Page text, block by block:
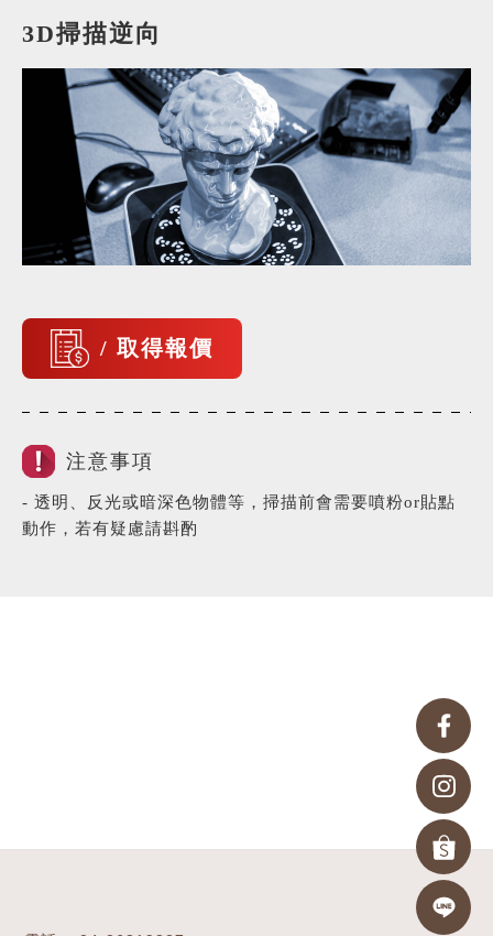
3D掃描逆向
/ 取得報價
注意事項
- 透明、反光或暗深色物體等，掃描前會需要噴粉or貼點
動作，若有疑慮請斟酌